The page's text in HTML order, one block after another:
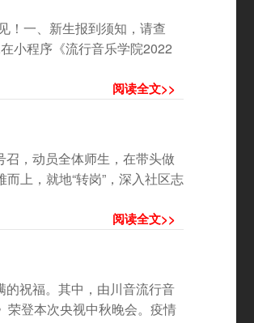
！一、新生报到须知，请查
小程序《流行音乐学院2022
阅读全文>>
，动员全体师生，在带头做
上，就地“转岗”，深入社区志
阅读全文>>
祝福。其中，由川音流行音
荣登本次央视中秋晚会。疫情